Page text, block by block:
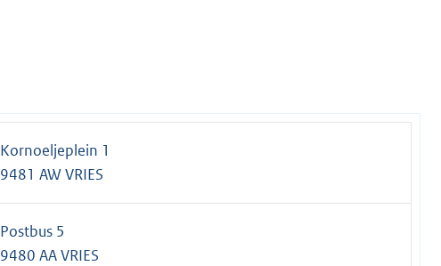
Kornoeljeplein 1
9481 AW VRIES
Postbus 5
9480 AA VRIES